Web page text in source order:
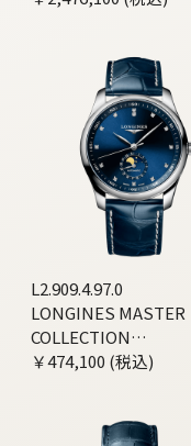
L2.909.4.97.0
LONGINES MASTER
COLLECTION
MOONPHASE
￥474,100 (税込)